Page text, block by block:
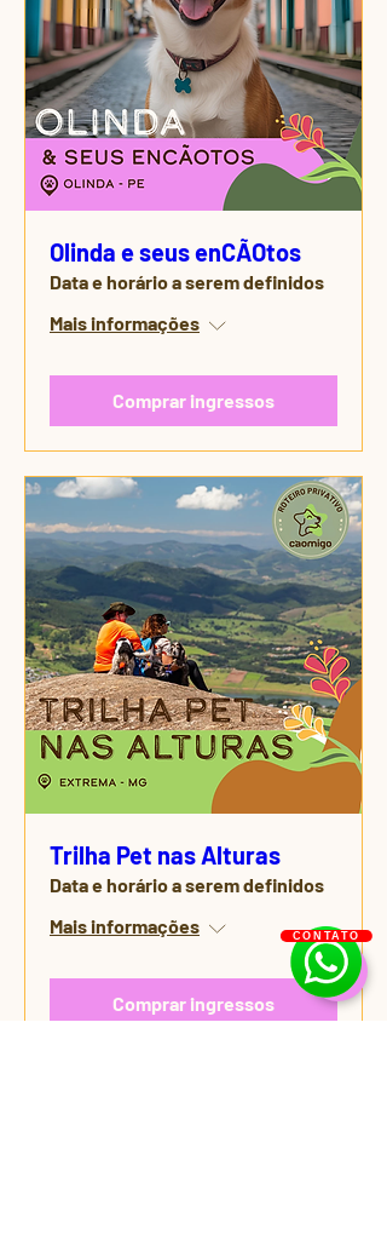
Olinda e seus enCÃOtos
Data e horário a serem definidos
Mais informações
Comprar ingressos
Trilha Pet nas Alturas
Data e horário a serem definidos
Mais informações
Comprar ingressos
CONTATO